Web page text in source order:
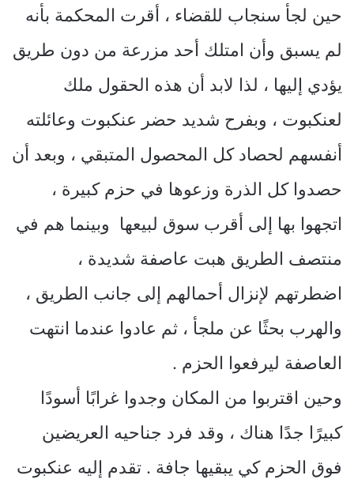
حين لجأ سنجاب للقضاء ، أقرت المحكمة بأنه
لم يسبق وأن امتلك أحد مزرعة من دون طريق
يؤدي إليها ، لذا لابد أن هذه الحقول ملك
لعنكبوت ، وبفرح شديد حضر عنكبوت وعائلته
أنفسهم لحصاد كل المحصول المتبقي ، وبعد أن
حصدوا كل الذرة وزعوها في حزم كبيرة ،
اتجهوا بها إلى أقرب سوق لبيعها وبينما هم في
منتصف الطريق هبت عاصفة شديدة ،
اضطرتهم لإنزال أحمالهم إلى جانب الطريق ،
والهرب بحثًا عن ملجأ ، ثم عادوا عندما انتهت
العاصفة ليرفعوا الحزم .
وحين اقتربوا من المكان وجدوا غرابًا أسودًا
كبيرًا جدًا هناك ، وقد فرد جناحيه العريضين
فوق الحزم كي يبقيها جافة . تقدم إليه عنكبوت